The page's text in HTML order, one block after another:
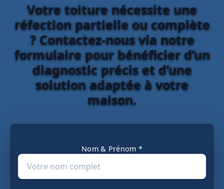
Votre toiture nécessite une
réfection partielle ou complète
? Contactez-nous via notre
formulaire pour bénéficier d’un
diagnostic précis et d’une
solution adaptée à votre
maison.
Nom & Prénom *